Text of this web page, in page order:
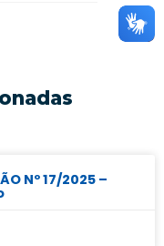
Nº 17/2025 –